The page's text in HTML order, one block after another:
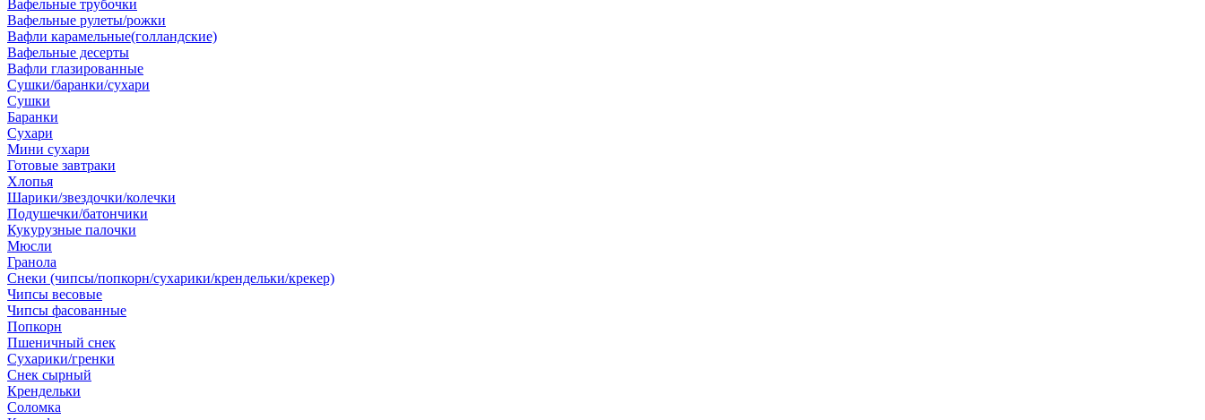
Вафельные трубочки
Вафельные рулеты/рожки
Вафли карамельные(голландские)
Вафельные десерты
Вафли глазированные
Сушки/баранки/сухари
Сушки
Баранки
Сухари
Мини сухари
Готовые завтраки
Хлопья
Шарики/звездочки/колечки
Подушечки/батончики
Кукурузные палочки
Мюсли
Гранола
Снеки (чипсы/попкорн/сухарики/крендельки/крекер)
Чипсы весовые
Чипсы фасованные
Попкорн
Пшеничный снек
Сухарики/гренки
Снек сырный
Крендельки
Соломка